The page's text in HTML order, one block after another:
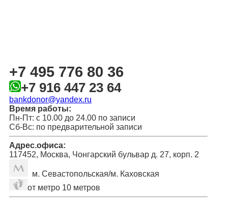
+7 495 776 80 36
+7 916 447 23 64
bankdonor@yandex.ru
Время работы:
Пн-Пт: с 10.00 до 24.00 по записи
Сб-Вс: по предварительной записи
Адрес.офиса:
117452, Москва, Чонгарский бульвар д. 27, корп. 2
м. Севастопольская/м. Каховская
от метро 10 метров